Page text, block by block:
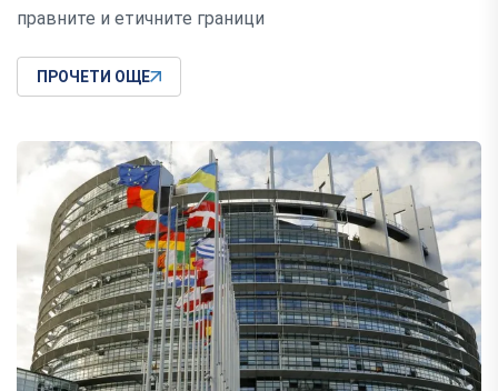
правните и етичните граници
ПРОЧЕТИ ОЩЕ